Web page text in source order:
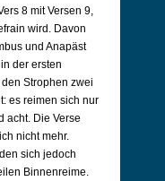
8 mit Versen 9,
wird. Davon
und Anapäst
der ersten
Strophen zwei
es reimen sich nur
acht. Die Verse
nicht mehr.
sich jedoch
Binnenreime.